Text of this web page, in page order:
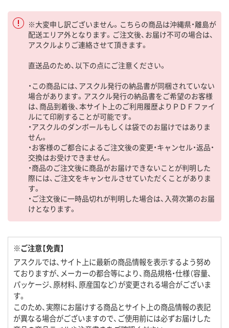
※大変申し訳ございません。こちらの商品は沖縄県・離島が
配送エリア外となります。ご注文後、お届け不可の場合は、
アスクルよりご連絡させて頂きます。
直送品のため、以下の点にご注意ください。
・この商品には、アスクル発行の納品書が同梱されていない
場合があります。アスクル発行の納品書をご希望のお客様
は、商品到着後、本サイト上のご利用履歴よりＰＤＦファイ
ルにて印刷することが可能です。
・アスクルのダンボールもしくは袋でのお届けではありま
せん。
・お客様のご都合によるご注文後の変更・キャンセル・返品・
交換はお受けできません。
・商品のご注文後に商品がお届けできないことが判明した
際には、ご注文をキャンセルさせていただくことがありま
す。
・ご注文後に一時品切れが判明した場合は、入荷次第のお届
けとなります。
※ご注意【免責】
アスクルでは、サイト上に最新の商品情報を表示するよう努め
ておりますが、メーカーの都合等により、商品規格・仕様（容量、
パッケージ、原材料、原産国など）が変更される場合がございま
す。
このため、実際にお届けする商品とサイト上の商品情報の表記
が異なる場合がございますので、ご使用前には必ずお届けした